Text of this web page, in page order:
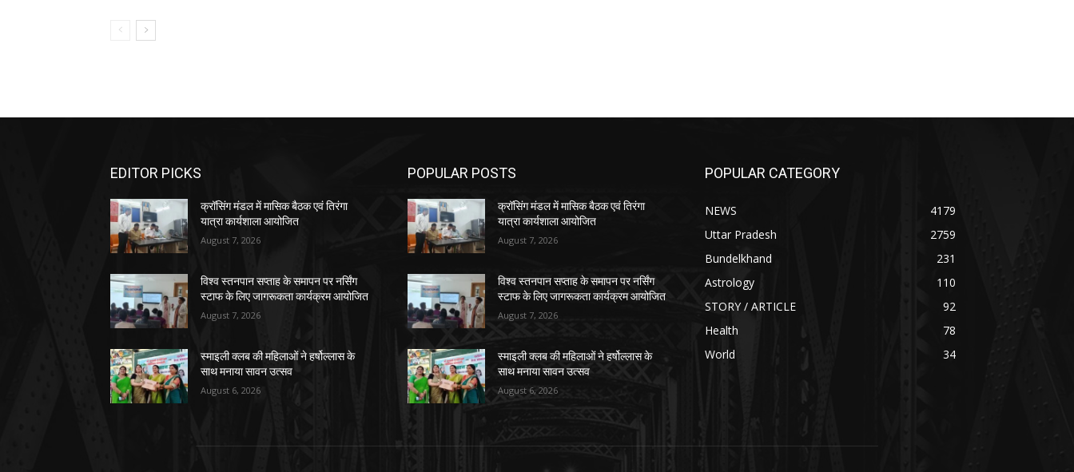
EDITOR PICKS
क्रॉसिंग मंडल में मासिक बैठक एवं तिरंगा
यात्रा कार्यशाला आयोजित
August 7, 2026
विश्व स्तनपान सप्ताह के समापन पर नर्सिंग
स्टाफ के लिए जागरूकता कार्यक्रम आयोजित
August 7, 2026
स्माइली क्लब की महिलाओं ने हर्षोल्लास के
साथ मनाया सावन उत्सव
August 6, 2026
POPULAR POSTS
क्रॉसिंग मंडल में मासिक बैठक एवं तिरंगा
यात्रा कार्यशाला आयोजित
August 7, 2026
विश्व स्तनपान सप्ताह के समापन पर नर्सिंग
स्टाफ के लिए जागरूकता कार्यक्रम आयोजित
August 7, 2026
स्माइली क्लब की महिलाओं ने हर्षोल्लास के
साथ मनाया सावन उत्सव
August 6, 2026
POPULAR CATEGORY
NEWS
4179
Uttar Pradesh
2759
Bundelkhand
231
Astrology
110
STORY / ARTICLE
92
Health
78
World
34